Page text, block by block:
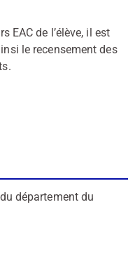
EAC de l’élève, il est
le recensement des
département du